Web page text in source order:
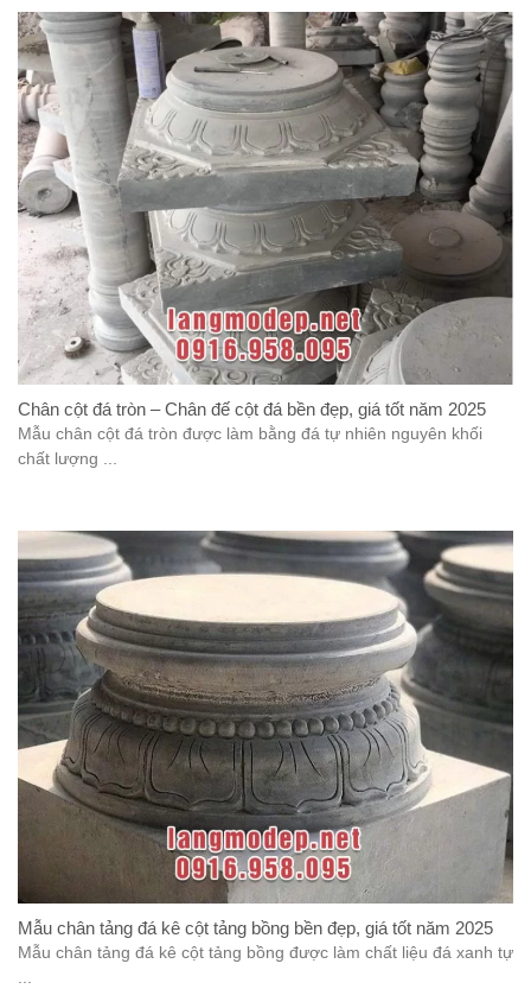
Chân cột đá tròn – Chân đế cột đá bền đẹp, giá tốt năm 2025
Mẫu chân cột đá tròn được làm bằng đá tự nhiên nguyên khối
chất lượng ...
Mẫu chân tảng đá kê cột tảng bồng bền đẹp, giá tốt năm 2025
Mẫu chân tảng đá kê cột tảng bồng được làm chất liệu đá xanh tự
...